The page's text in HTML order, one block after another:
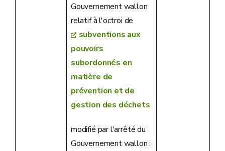
Gouvernement wallon
relatif à l'octroi de
subventions aux
pouvoirs
subordonnés en
matière de
prévention et de
gestion des déchets
modifié par l'arrêté du
Gouvernement wallon :